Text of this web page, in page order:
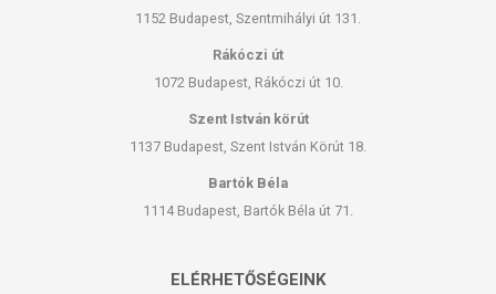
1152 Budapest, Szentmihályi út 131.
Rákóczi út
1072 Budapest, Rákóczi út 10.
Szent István körút
1137 Budapest, Szent István Körút 18.
Bartók Béla
1114 Budapest, Bartók Béla út 71.
ELÉRHETŐSÉGEINK